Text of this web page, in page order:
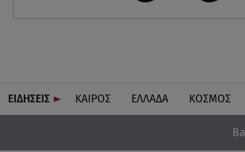
ΕΙΔΗΣΕΙΣ ΚΑΙΡΟΣ ΕΛΛΑΔΑ ΚΟΣΜΟΣ